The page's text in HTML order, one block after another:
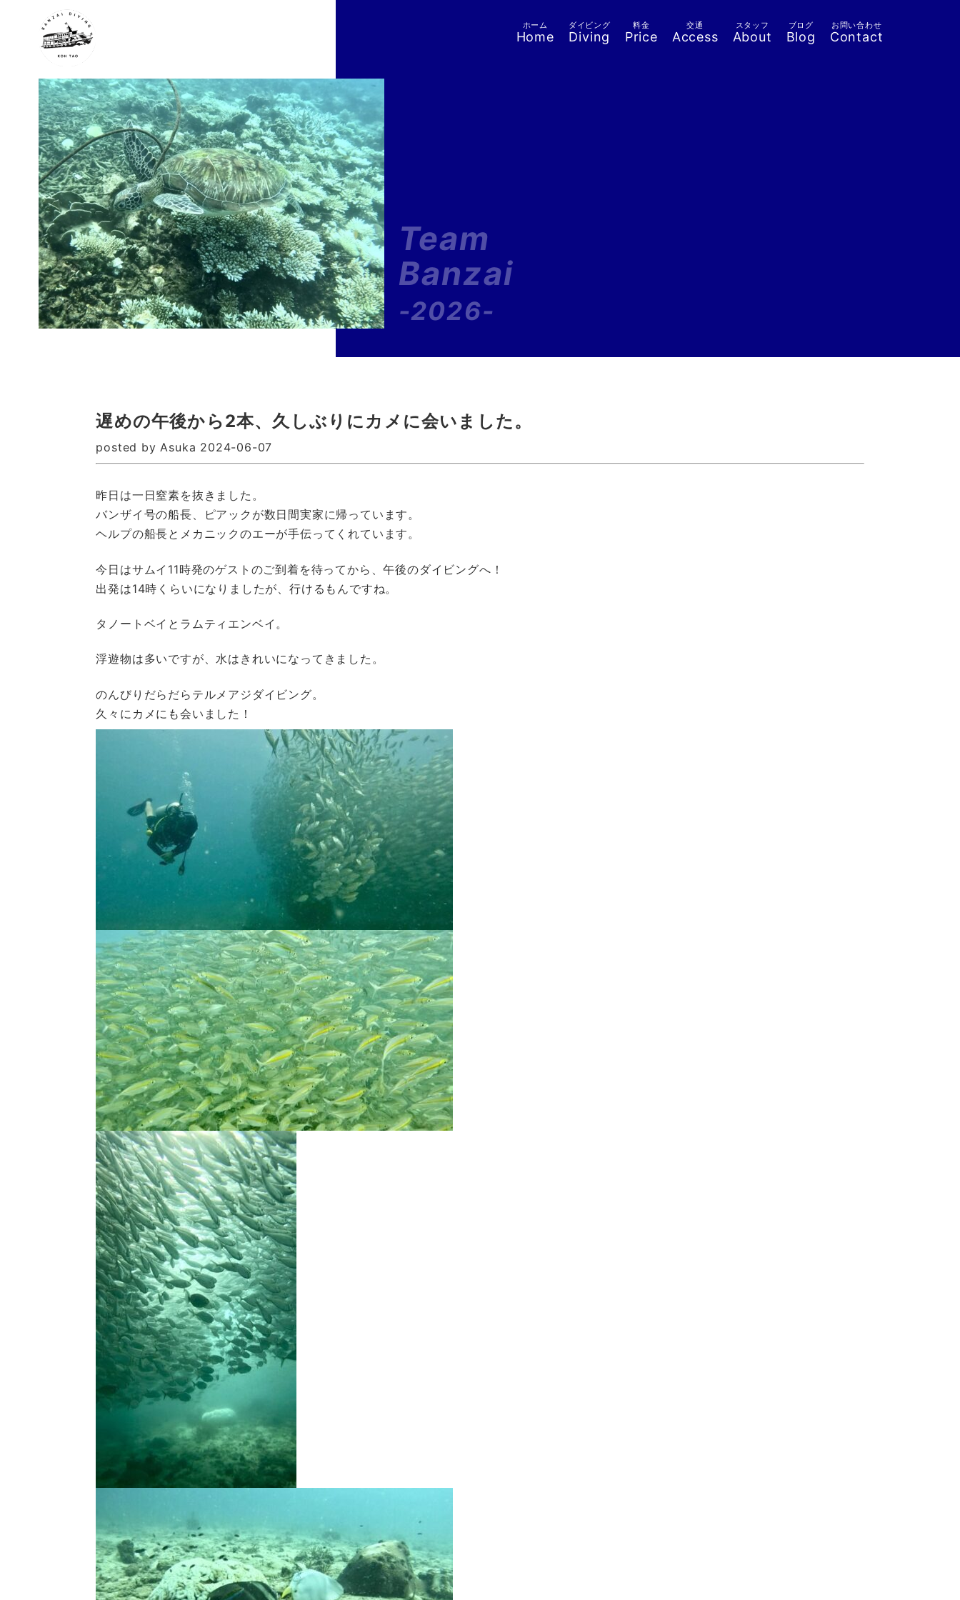
ホーム
Home
ダイビング
Diving
料金
Price
交通
Access
スタッフ
About
ブログ
Blog
お問い合わせ
Contact
Team
Banzai
-2026-
遅めの午後から2本、久しぶりにカメに会いました。
posted by Asuka 2024-06-07
昨日は一日窒素を抜きました。
バンザイ号の船長、ピアックが数日間実家に帰っています。
ヘルプの船長とメカニックのエーが手伝ってくれています。
今日はサムイ11時発のゲストのご到着を待ってから、午後のダイビングへ！
出発は14時くらいになりましたが、行けるもんですね。
タノートベイとラムティエンベイ。
浮遊物は多いですが、水はきれいになってきました。
のんびりだらだらテルメアジダイビング。
久々にカメにも会いました！